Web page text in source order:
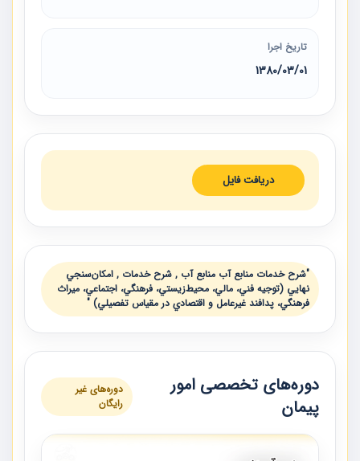
تاریخ اجرا
1380/03/01
دریافت فایل
"شرح خدمات منابع آب منابع آب , شرح خدمات , امكان‌سنجي
نهايي (توجيه فني، مالي، محيط‌زيستي، فرهنگي، اجتماعي، ميراث
فرهنگي، پدافند غيرعامل و اقتصادي در مقياس تفصيلي) "
دوره‌های تخصصی امور
پیمان
دوره‌های غیر
رایگان